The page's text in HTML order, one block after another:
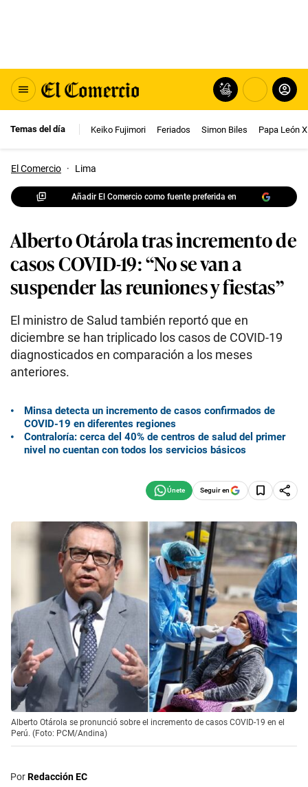
Temas del día Keiko Fujimori Feriados Simon Biles Papa León
El Comercio · Lima
Añadir El Comercio como fuente preferida en
Alberto Otárola tras incremento de
casos COVID-19: “No se van a
suspender las reuniones y fiestas”
El ministro de Salud también reportó que en
diciembre se han triplicado los casos de COVID-19
diagnosticados en comparación a los meses
anteriores.
Minsa detecta un incremento de casos confirmados de
COVID-19 en diferentes regiones
Contraloría: cerca del 40% de centros de salud del primer
nivel no cuentan con todos los servicios básicos
Seguir en
Alberto Otárola se pronunció sobre el incremento de casos COVID-19 en el
Perú. (Foto: PCM/Andina)
PorRedacción EC